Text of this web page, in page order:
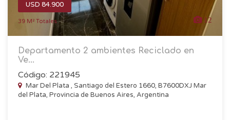
USD 84.900
39 M² Totales 12
Departamento 2 ambientes Reciclado en
Ve...
Código: 221945
Mar Del Plata , Santiago del Estero 1660, B7600DXJ Mar
del Plata, Provincia de Buenos Aires, Argentina